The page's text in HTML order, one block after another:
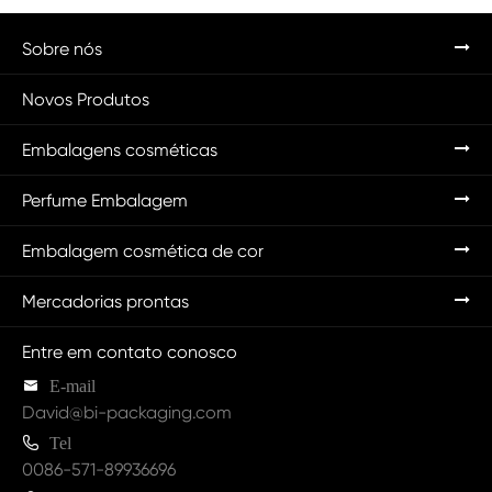
Sobre nós
Novos Produtos
Embalagens cosméticas
Perfume Embalagem
Embalagem cosmética de cor
Mercadorias prontas
Entre em contato conosco
 E-mail
David@bi-packaging.com
 Tel
0086-571-89936696